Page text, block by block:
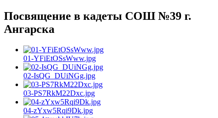
Посвящение в кадеты СОШ №39 г.
Ангарска
01-YFiEtOSsWww.jpg
02-IsQG_DUiNGg.jpg
03-PS7RkM22Dxc.jpg
04-zYxw5Rqi9Dk.jpg